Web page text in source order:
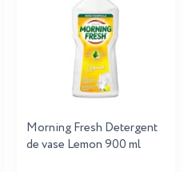
Morning Fresh Detergent
de vase Lemon 900 ml